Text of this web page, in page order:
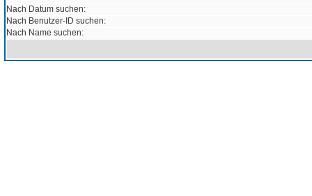
Nach Datum suchen:
Nach Benutzer-ID suchen:
Nach Name suchen: